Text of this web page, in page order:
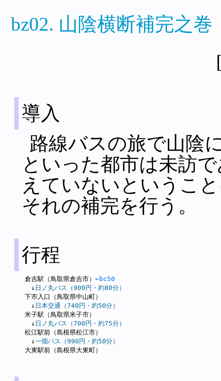
bz02. 山陰横断補完之
導入
路線バスの旅で山陰
といった都市は未訪
えていないというこ
それの補完を行う。
行程
倉吉駅（鳥取県倉吉市） ←bc50
↓ 日ノ丸バス（900円・約80分）
下市入口（鳥取県中山町）
↓ 日本交通（740円・約50分）
米子駅（鳥取県米子市）
↓ 日ノ丸バス（700円・約75分）
松江駅前（島根県松江市）
↓一畑バス（990円・約50分）